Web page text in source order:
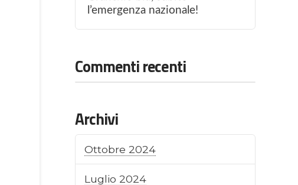
l’emergenza nazionale!
Commenti recenti
Archivi
Ottobre 2024
Luglio 2024